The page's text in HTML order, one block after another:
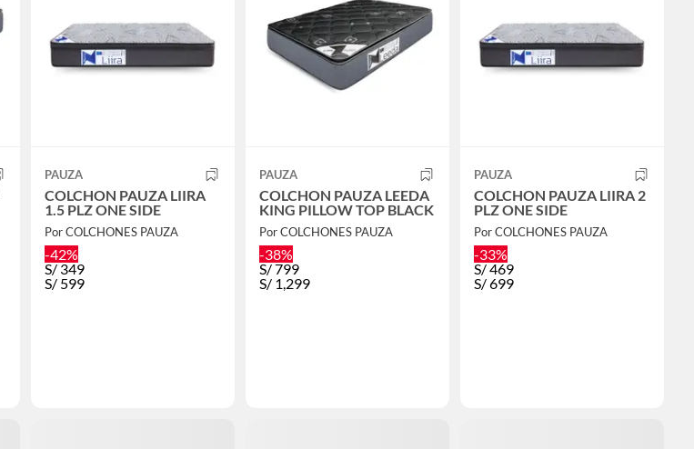
PAUZA
COLCHON PAUZA LIIRA
1.5 PLZ ONE SIDE
Por COLCHONES PAUZA
-42%
S/ 349
S/ 599
PAUZA
COLCHON PAUZA LEEDA
KING PILLOW TOP BLACK
Por COLCHONES PAUZA
-38%
S/799
S/ 1,299
PAUZA
COLCHON PAUZA LIIRA 2
PLZ ONE SIDE
Por COLCHONES PAUZA
-33%
S/469
S/699